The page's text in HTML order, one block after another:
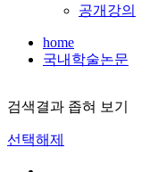
공개강의
home
국내학술논문
검색결과 좁혀 보기
선택해제